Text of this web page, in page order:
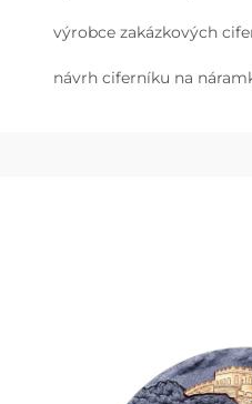
výrobce zakázkových
návrh ciferníku na